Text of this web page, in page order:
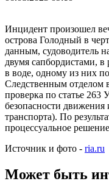
Инцидент произошел
острова Голодный в
данным, судоводитель
двумя сапбордистами, в
в воде, одному из них
Следственным отделом
проверка по статье
безопасности движения
транспорта). По
процессуальное
Источник и фото - ria.ru
Может быть